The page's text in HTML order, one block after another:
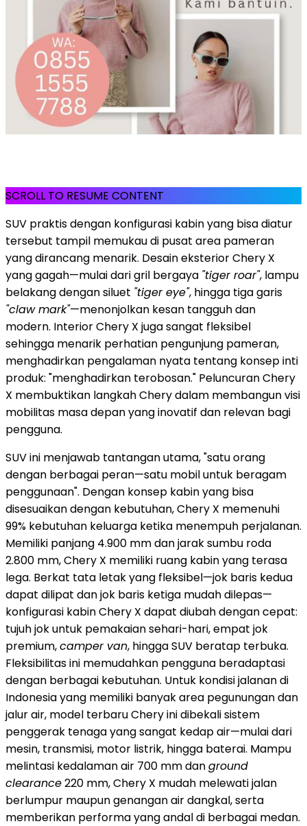
SCROLL TO RESUME CONTENT
SUV praktis dengan konfigurasi kabin yang bisa diatur
tersebut tampil memukau di pusat area pameran
yang dirancang menarik. Desain eksterior Chery X
yang gagah—mulai dari gril bergaya "tiger roar", lampu
belakang dengan siluet "tiger eye", hingga tiga garis
"claw mark"—menonjolkan kesan tangguh dan
modern. Interior Chery X juga sangat fleksibel
sehingga menarik perhatian pengunjung pameran,
menghadirkan pengalaman nyata tentang konsep inti
produk: "menghadirkan terobosan." Peluncuran Chery
X membuktikan langkah Chery dalam membangun visi
mobilitas masa depan yang inovatif dan relevan bagi
pengguna.
SUV ini menjawab tantangan utama, "satu orang
dengan berbagai peran—satu mobil untuk beragam
penggunaan". Dengan konsep kabin yang bisa
disesuaikan dengan kebutuhan, Chery X memenuhi
99% kebutuhan keluarga ketika menempuh perjalanan.
Memiliki panjang 4.900 mm dan jarak sumbu roda
2.800 mm, Chery X memiliki ruang kabin yang terasa
lega. Berkat tata letak yang fleksibel—jok baris kedua
dapat dilipat dan jok baris ketiga mudah dilepas—
konfigurasi kabin Chery X dapat diubah dengan cepat:
tujuh jok untuk pemakaian sehari-hari, empat jok
premium,camper van, hingga SUV beratap terbuka.
Fleksibilitas ini memudahkan pengguna beradaptasi
dengan berbagai kebutuhan. Untuk kondisi jalanan di
Indonesiayang memiliki banyak area pegunungan dan
jalur air, model terbaru Chery ini dibekali sistem
penggerak tenaga yang sangat kedap air—mulai dari
mesin, transmisi, motor listrik, hingga baterai. Mampu
melintasi kedalaman air 700 mm danground
clearance220 mm, Chery X mudah melewati jalan
berlumpur maupun genangan air dangkal, serta
memberikan performa yang andal di berbagai medan.